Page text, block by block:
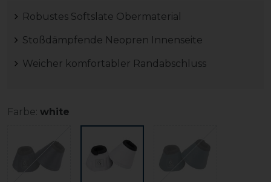
Robustes Softslate Obermaterial
Stoßdämpfende Neopren Innenseite
Weicher komfortabler Randabschluss
Farbe: white